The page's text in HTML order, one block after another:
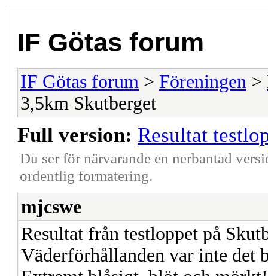
IF Götas forum
IF Götas forum > Föreningen >
3,5km Skutberget
Full version: Resultat
Du ser för närvarande en nerbantad
ordentlig formatering.
mjcswe
Resultat från testloppet på
Väderförhållanden var inte det